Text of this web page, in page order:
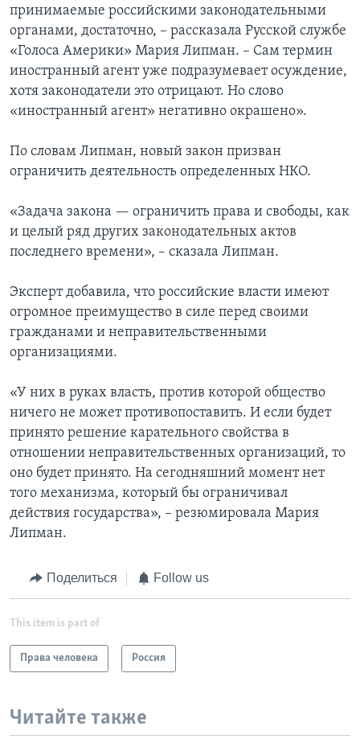
принимаемые российскими законодательными
органами, достаточно, – рассказала Русской службе
«Голоса Америки» Мария Липман. – Сам термин
иностранный агент уже подразумевает осуждение,
хотя законодатели это отрицают. Но слово
«иностранный агент» негативно окрашено».
По словам Липман, новый закон призван
ограничить деятельность определенных НКО.
«Задача закона — ограничить права и свободы, как
и целый ряд других законодательных актов
последнего времени», – сказала Липман.
Эксперт добавила, что российские власти имеют
огромное преимущество в силе перед своими
гражданами и неправительственными
организациями.
«У них в руках власть, против которой общество
ничего не может противопоставить. И если будет
принято решение карательного свойства в
отношении неправительственных организаций, то
оно будет принято. На сегодняшний момент нет
того механизма, который бы ограничивал
действия государства», – резюмировала Мария
Липман.
Поделиться Follow us
This item is part of
Права человека Россия
Читайте также